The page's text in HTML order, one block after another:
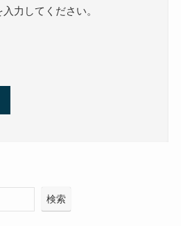
力してください。
検索